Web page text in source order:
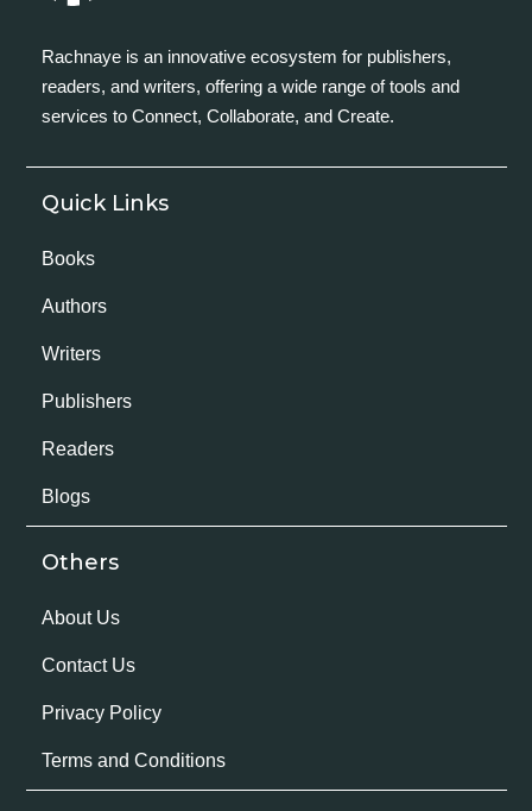
Rachnaye is an innovative ecosystem for publishers,
readers, and writers, offering a wide range of tools and
services to Connect, Collaborate, and Create.
Quick Links
Books
Authors
Writers
Publishers
Readers
Blogs
Others
About Us
Contact Us
Privacy Policy
Terms and Conditions